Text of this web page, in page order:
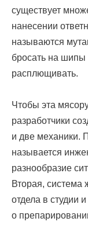
существует
нанесении
называются
бросать на шипы
расплющивать.
Чтобы эта
разработчики
и две механики.
называется
разнообразие
Вторая, система
отдела в студии
о